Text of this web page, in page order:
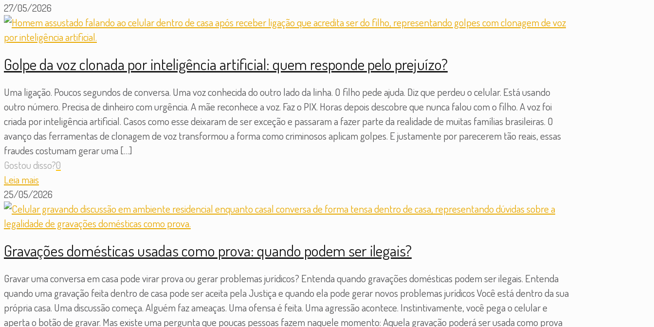
27/05/2026
Golpe da voz clonada por inteligência artificial: quem responde pelo prejuízo?
Uma ligação. Poucos segundos de conversa. Uma voz conhecida do outro lado da linha. O filho pede ajuda. Diz que perdeu o celular. Está usando
outro número. Precisa de dinheiro com urgência. A mãe reconhece a voz. Faz o PIX. Horas depois descobre que nunca falou com o filho. A voz foi
criada por inteligência artificial. Casos como esse deixaram de ser exceção e passaram a fazer parte da realidade de muitas famílias brasileiras. O
avanço das ferramentas de clonagem de voz transformou a forma como criminosos aplicam golpes. E justamente por parecerem tão reais, essas
fraudes costumam gerar uma […]
Gostou disso?0
Leia mais
25/05/2026
Gravações domésticas usadas como prova: quando podem ser ilegais?
Gravar uma conversa em casa pode virar prova ou gerar problemas jurídicos? Entenda quando gravações domésticas podem ser ilegais. Entenda
quando uma gravação feita dentro de casa pode ser aceita pela Justiça e quando ela pode gerar novos problemas jurídicos Você está dentro da sua
própria casa. Uma discussão começa. Alguém faz ameaças. Uma ofensa é feita. Uma agressão acontece. Instintivamente, você pega o celular e
aperta o botão de gravar. Mas existe uma pergunta que poucas pessoas fazem naquele momento: Aquela gravação poderá ser usada como prova